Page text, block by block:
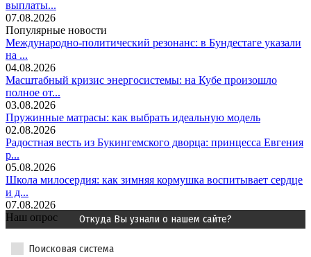
выплаты...
07.08.2026
Популярные новости
Международно-политический резонанс: в Бундестаге указали
на ...
04.08.2026
Масштабный кризис энергосистемы: на Кубе произошло
полное от...
03.08.2026
Пружинные матрасы: как выбрать идеальную модель
02.08.2026
Радостная весть из Букингемского дворца: принцесса Евгения
р...
05.08.2026
Школа милосердия: как зимняя кормушка воспитывает сердце
и д...
07.08.2026
Наш опрос
Откуда Вы узнали о нашем сайте?
Поисковая система